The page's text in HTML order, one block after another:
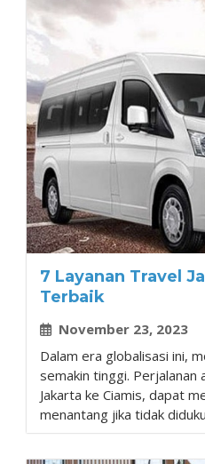
7 Layanan Travel
Terbaik
November 23, 2023
Dalam era globalisasi ini,
semakin tinggi.
Jakarta ke Ciamis, dapat
menantang jika tidak